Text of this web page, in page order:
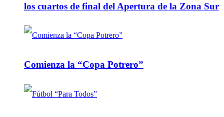
los cuartos de final del Apertura de la Zona Sur
Comienza la “Copa Potrero”